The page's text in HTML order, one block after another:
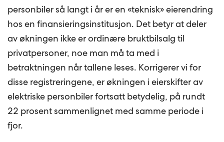
personbiler så langt i år er en «teknisk» eierendring
hos en finansieringsinstitusjon. Det betyr at deler
av økningen ikke er ordinære bruktbilsalg til
privatpersoner, noe man må ta med i
betraktningen når tallene leses. Korrigerer vi for
disse registreringene, er økningen i eierskifter av
elektriske personbiler fortsatt betydelig, på rundt
22 prosent sammenlignet med samme periode i
fjor.